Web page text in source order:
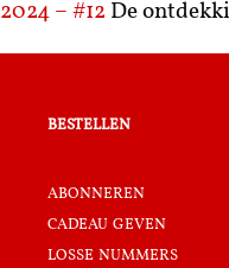
2024 – #12 De
bestellen
abonneren
cadeau geven
losse nummers